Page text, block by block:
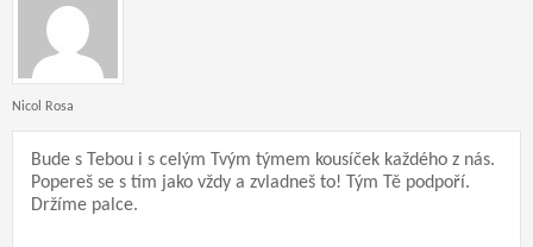
Nicol Rosa
Bude s Tebou i s celým Tvým týmem kousíček každého z nás.
Popereš se s tím jako vždy a zvladneš to! Tým Tě podpoří.
Držíme palce.